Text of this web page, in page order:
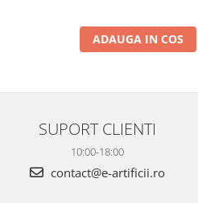
ADAUGA IN COS
SUPORT CLIENTI
10:00-18:00
contact@e-artificii.ro